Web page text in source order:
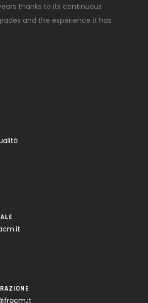
thanks to its continuous
and the experience it has